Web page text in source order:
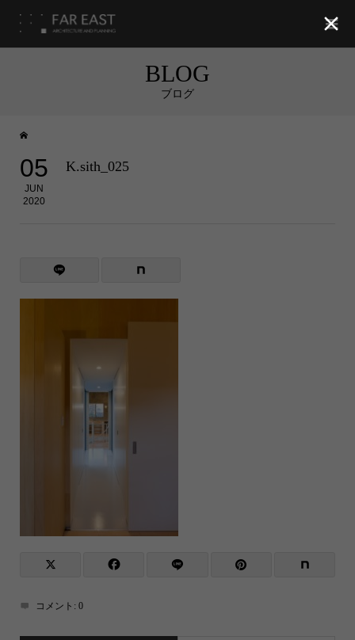
BLOG
ブログ
05
JUN
2020
K.sith_025
コメント: 0
